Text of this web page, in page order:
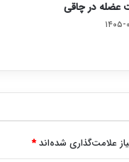
عضله در چاقی
۰۵-۱۶
علامت‌گذاری شده‌اند*